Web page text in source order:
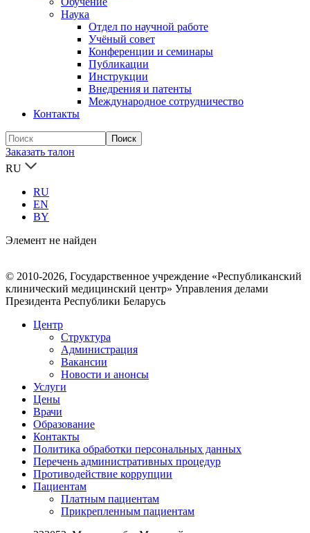
Наука
Отдел по научной работе
Учёный совет
Конференции и семинары
Публикации
Инструкции
Внедрения и патенты
Международное сотрудничество
Контакты
Заказать талон
RU
RU
EN
BY
Элемент не найден
© 2010-2026, Государственное учреждение «Республиканский
клинический медицинский центр» Управления делами
Президента Республики Беларусь
Центр
Структура
Администрация
Вакансии
Новости и анонсы
Услуги
Цены
Врачи
Образование
Контакты
Политика обработки персональных данных
Перечень административных процедур
Противодействие коррупции
Пациентам
Платным пациентам
Прикрепленным пациентам